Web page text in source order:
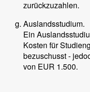
zurückzuzahlen.
Auslandsstudium.
Ein
Kosten für
bezuschusst -
von EUR 1.500.